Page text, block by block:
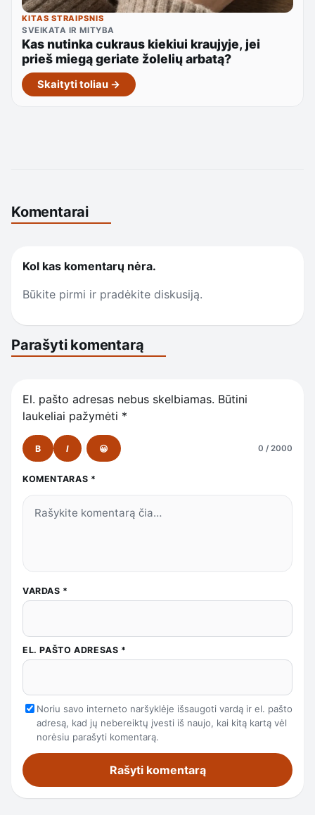
KITAS STRAIPSNIS
SVEIKATA IR MITYBA
Kas nutinka cukraus kiekiui kraujyje, jei
prieš miegą geriate žolelių arbatą?
Skaityti toliau →
Komentarai
Kol kas komentarų nėra.
Būkite pirmi ir pradėkite diskusiją.
Parašyti komentarą
El. pašto adresas nebus skelbiamas. Būtini
laukeliai pažymėti *
B I 😀 0 / 2000
KOMENTARAS *
VARDAS *
EL. PAŠTO ADRESAS *
Noriu savo interneto naršyklėje išsaugoti vardą ir el. pašto
adresą, kad jų nebereiktų įvesti iš naujo, kai kitą kartą vėl
norėsiu parašyti komentarą.